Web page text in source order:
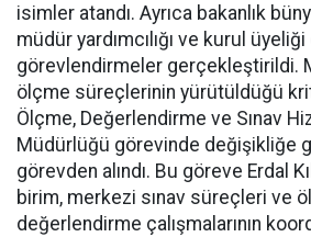
isimler atandı. Ayrıca bakanlık
müdür yardımcılığı ve kurul
görevlendirmeler gerçekleştirildi.
ölçme süreçlerinin yürütüldüğü
Ölçme, Değerlendirme ve Sınav
Müdürlüğü görevinde değişikliğe
görevden alındı. Bu göreve Erdal
birim, merkezi sınav süreçleri ve
değerlendirme çalışmalarının